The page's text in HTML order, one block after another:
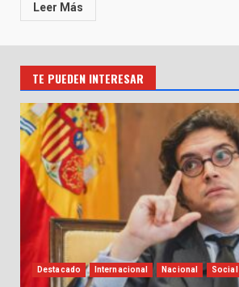
Leer Más
TE PUEDEN INTERESAR
Destacado Internacional Nacional Social